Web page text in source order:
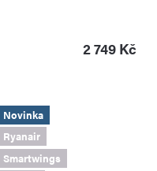
2 749 Kč
Novinka
Ryanair
Smartwings